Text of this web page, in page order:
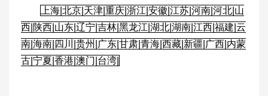
上海|北京|天津|重庆|浙江|安徽|江苏|河南|河北|山
西|陕西|山东|辽宁|吉林|黑龙江|湖北|湖南|江西|福建|云
南|海南|四川|贵州|广东|甘肃|青海|西藏|新疆|广西|内蒙
古|宁夏|香港|澳门|台湾|